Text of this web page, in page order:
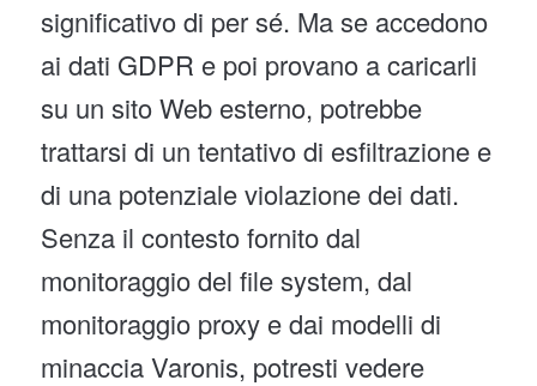
significativo di per sé. Ma se accedono
ai dati GDPR e poi provano a caricarli
su un sito Web esterno, potrebbe
trattarsi di un tentativo di esfiltrazione e
di una potenziale violazione dei dati.
Senza il contesto fornito dal
monitoraggio del file system, dal
monitoraggio proxy e dai modelli di
minaccia Varonis, potresti vedere